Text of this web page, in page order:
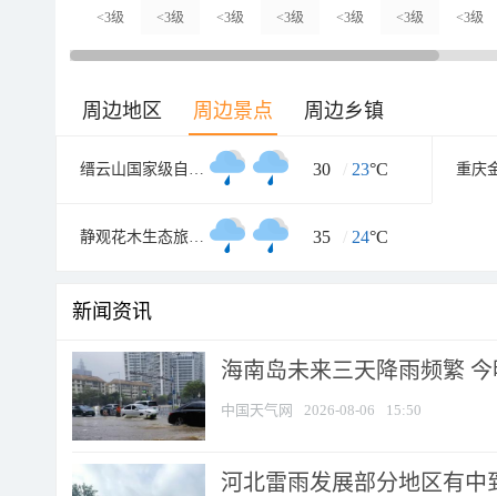
<3级 <3级 <3级 <3级 <3级 <3级 <3级
周边地区 周边景点 周边乡镇
缙云山国家级自然保护区 30 / 23°C 重庆
静观花木生态旅游区 35 / 24°C
新闻资讯
海南岛未来三天降雨频繁
中国天气网 2026-08-06 15:50
河北雷雨发展部分地区有中